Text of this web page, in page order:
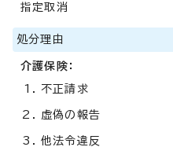
指定取消
処分理由
介護保険：
不正請求
虚偽の報告
他法令違反